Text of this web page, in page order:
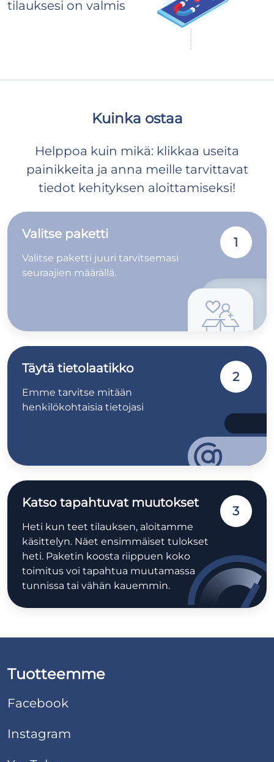
tilauksesi on valmis
Kuinka ostaa
Helppoa kuin mikä: klikkaa useita
painikkeita ja anna meille tarvittavat
tiedot kehityksen aloittamiseksi!
Valitse paketti
Valitse paketti juuri tarvitsemasi
seuraajien määrällä.
1
Täytä tietolaatikko
Emme tarvitse mitään
henkilökohtaisia tietojasi
2
Katso tapahtuvat muutokset
Heti kun teet tilauksen, aloitamme
käsittelyn. Näet ensimmäiset tulokset
heti. Paketin koosta riippuen koko
toimitus voi tapahtua muutamassa
tunnissa tai vähän kauemmin.
3
Tuotteemme
Facebook
Instagram